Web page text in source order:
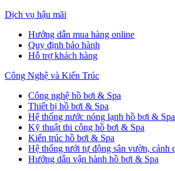
Dịch vụ hậu mãi
Hướng dẫn mua hàng online
Quy định bảo hành
Hỗ trợ khách hàng
Công Nghệ và Kiến Trúc
Công nghệ hồ bơi & Spa
Thiết bị hồ bơi & Spa
Hệ thống nước nóng lạnh hồ bơi & Spa
Kỹ thuật thi công hồ bơi & Spa
Kiến trúc hồ bơi & Spa
Hệ thống tưới tự động sân vườn, cảnh
Hướng dẫn vận hành hồ bơi & Spa